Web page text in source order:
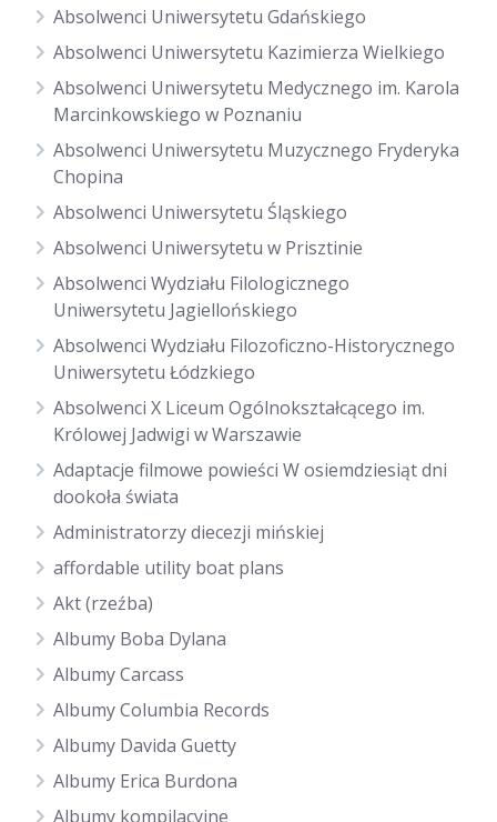
Absolwenci Uniwersytetu Gdańskiego
Absolwenci Uniwersytetu Kazimierza Wielkiego
Absolwenci Uniwersytetu Medycznego im. Karola
Marcinkowskiego w Poznaniu
Absolwenci Uniwersytetu Muzycznego Fryderyka
Chopina
Absolwenci Uniwersytetu Śląskiego
Absolwenci Uniwersytetu w Prisztinie
Absolwenci Wydziału Filologicznego
Uniwersytetu Jagiellońskiego
Absolwenci Wydziału Filozoficzno-Historycznego
Uniwersytetu Łódzkiego
Absolwenci X Liceum Ogólnokształcącego im.
Królowej Jadwigi w Warszawie
Adaptacje filmowe powieści W osiemdziesiąt dni
dookoła świata
Administratorzy diecezji mińskiej
affordable utility boat plans
Akt (rzeźba)
Albumy Boba Dylana
Albumy Carcass
Albumy Columbia Records
Albumy Davida Guetty
Albumy Erica Burdona
Albumy kompilacyjne